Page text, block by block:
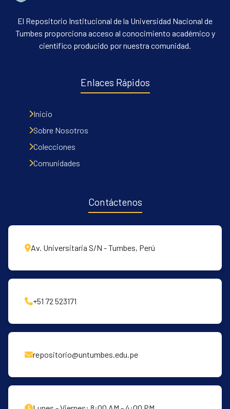
Communities & Collections
El Repositorio Institucional de la Universidad Nacional de
Tumbes proporciona acceso al conocimiento académico y
científico producido por nuestra comunidad.
Enlaces Rápidos
Inicio
Sobre Nosotros
Colecciones
Comunidades
Contáctenos
Av. Universitaria S/N - Tumbes, Perú
+51 72 523171
repositorio@untumbes.edu.pe